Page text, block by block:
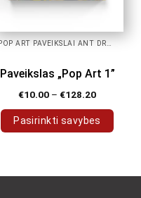
Paveikslas „Pop Art 1”
€10.00 – €128.20
Pasirinkti savybes